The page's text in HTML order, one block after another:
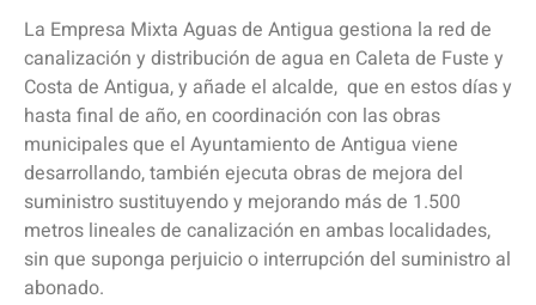
La Empresa Mixta Aguas de Antigua gestiona la red de
canalización y distribución de agua en Caleta de Fuste y
Costa de Antigua, y añade el alcalde, que en estos días y
hasta final de año, en coordinación con las obras
municipales que el Ayuntamiento de Antigua viene
desarrollando, también ejecuta obras de mejora del
suministro sustituyendo y mejorando más de 1.500
metros lineales de canalización en ambas localidades,
sin que suponga perjuicio o interrupción del suministro al
abonado.